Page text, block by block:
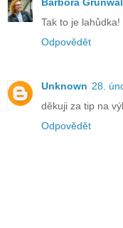
Tak to je lahůdka!
Odpovědět
Unknown 28.
děkuji za tip na
Odpovědět